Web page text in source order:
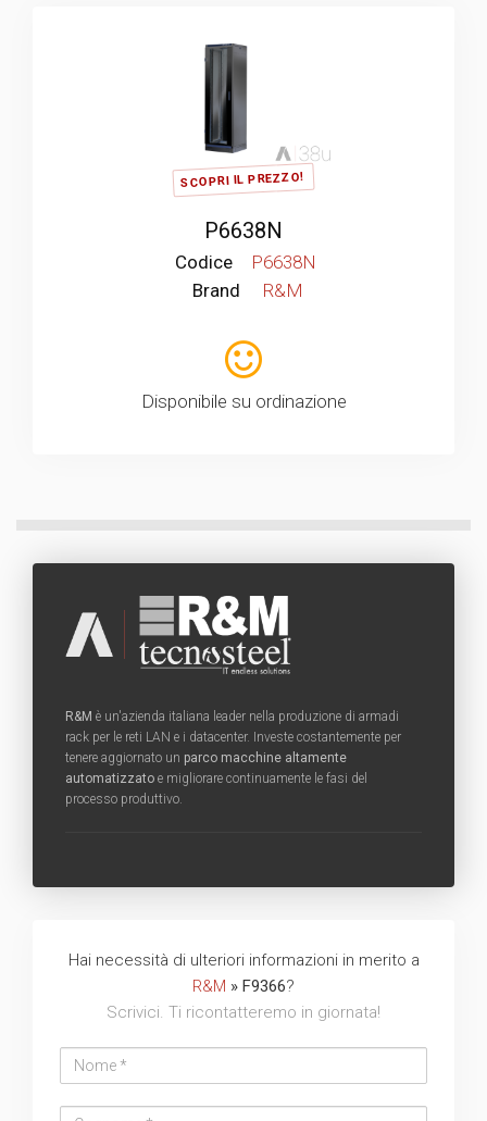
SCOPRI IL PREZZO!
P6638N
Codice
P6638N
Brand
R&M
Disponibile su ordinazione
R&M è un'azienda italiana leader nella produzione di armadi
rack per le reti LAN e i datacenter. Investe costantemente per
tenere aggiornato un parco macchine altamente
automatizzato e migliorare continuamente le fasi del
processo produttivo.
Hai necessità di ulteriori informazioni in merito a
R&M » F9366?
Scrivici. Ti ricontatteremo in giornata!